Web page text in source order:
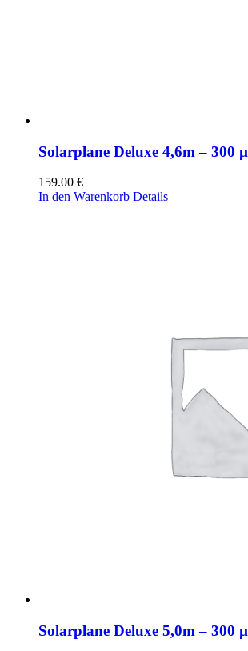
Solarplane Deluxe 4,6m – 300 µ
159.00 €
In den Warenkorb Details
Solarplane Deluxe 5,0m – 300 µ